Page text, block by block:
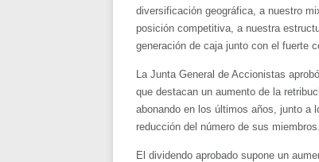
diversificación geográfica, a nuestro
posición competitiva, a nuestra
generación de caja junto con el fuerte
La Junta General de Accionistas
que destacan un aumento de la
abonando en los últimos años, junto a
reducción del número de sus miembros.
El dividendo aprobado supone un